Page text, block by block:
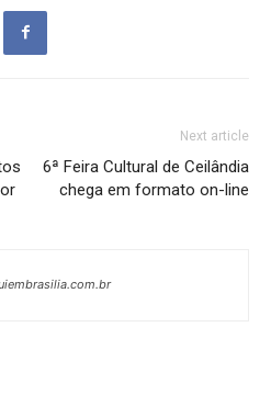
Next article
6ª Feira Cultural de Ceilândia
chega em formato on-line